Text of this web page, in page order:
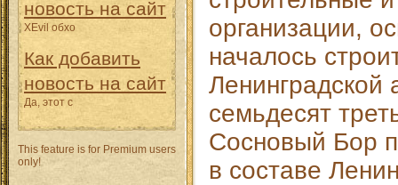
новость на сайт
XEvil обхо
Как добавить
новость на сайт
Да, этот с
This feature is for Premium users
only!
организации,
началось
Ленинградской
семьдесят
Сосновый Бор
в составе